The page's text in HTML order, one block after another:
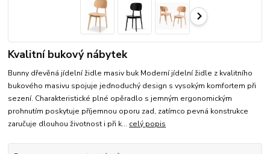
Kvalitní bukový nábytek
Bunny dřevěná jídelní židle masiv buk Moderní jídelní židle z kvalitního
bukového masivu spojuje jednoduchý design s vysokým komfortem při
sezení. Charakteristické plné opěradlo s jemným ergonomickým
prohnutím poskytuje příjemnou oporu zad, zatímco pevná konstrukce
zaručuje dlouhou životnost i při k... celý popis